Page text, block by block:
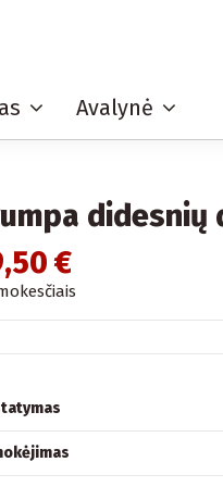
Avalynė
didesnių
€